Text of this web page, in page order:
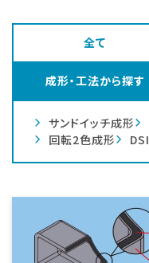
全て
成形・工法から探す
サンドイッチ成形
回転2色成形